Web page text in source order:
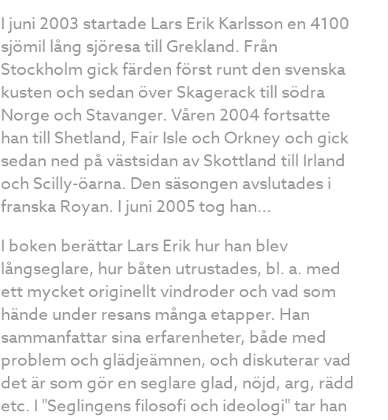
I juni 2003 startade Lars Erik Karlsson en 4100
sjömil lång sjöresa till Grekland. Från
Stockholm gick färden först runt den svenska
kusten och sedan över Skagerack till södra
Norge och Stavanger. Våren 2004 fortsatte
han till Shetland, Fair Isle och Orkney och gick
sedan ned på västsidan av Skottland till Irland
och Scilly-öarna. Den säsongen avslutades i
franska Royan. I juni 2005 tog han...
I boken berättar Lars Erik hur han blev
långseglare, hur båten utrustades, bl. a. med
ett mycket originellt vindroder och vad som
hände under resans många etapper. Han
sammanfattar sina erfarenheter, både med
problem och glädjeämnen, och diskuterar vad
det är som gör en seglare glad, nöjd, arg, rädd
etc. I "Seglingens filosofi och ideologi" tar han